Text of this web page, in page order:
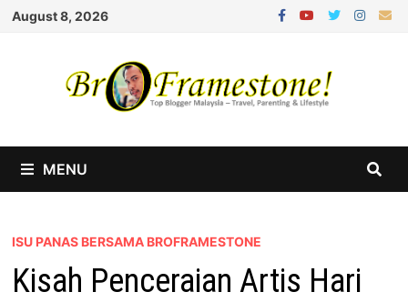
Skip
August 8, 2026
MENU
ISU PANAS BERSAMA BROFRAMESTONE
Kisah Penceraian Artis Hari